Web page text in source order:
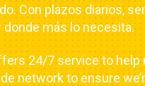
Con plazos diarios,
más lo necesita.
24/7 service to
network to ensure